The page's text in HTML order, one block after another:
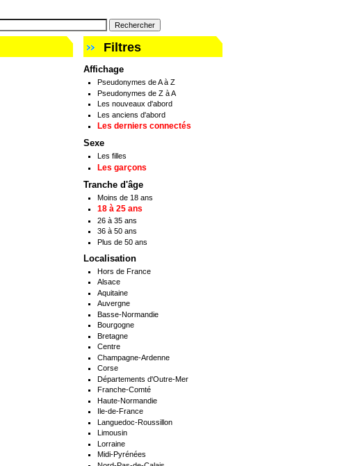
Filtres
Affichage
Pseudonymes de A à Z
Pseudonymes de Z à A
Les nouveaux d'abord
Les anciens d'abord
Les derniers connectés
Sexe
Les filles
Les garçons
Tranche d'âge
Moins de 18 ans
18 à 25 ans
26 à 35 ans
36 à 50 ans
Plus de 50 ans
Localisation
Hors de France
Alsace
Aquitaine
Auvergne
Basse-Normandie
Bourgogne
Bretagne
Centre
Champagne-Ardenne
Corse
Départements d'Outre-Mer
Franche-Comté
Haute-Normandie
Ile-de-France
Languedoc-Roussillon
Limousin
Lorraine
Midi-Pyrénées